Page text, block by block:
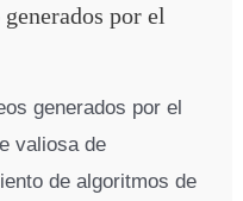
por el
generados por el
valiosa de
de algoritmos de